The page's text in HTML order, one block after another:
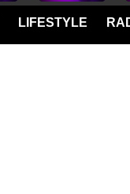
LIFESTYLE